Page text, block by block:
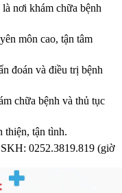
nơi khám chữa bệnh
môn cao, tận tâm
đoán và điều trị bệnh
chữa bệnh và thủ tục
thiện, tận tình.
0252.3819.819 (giờ